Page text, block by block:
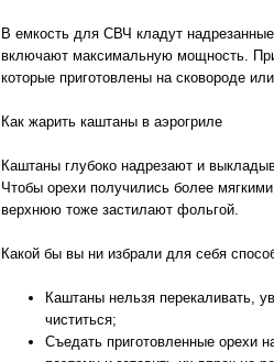
В емкость для СВЧ кладут
включают максимальную мощность.
которые приготовлены на сковороде
Как жарить каштаны в аэрогриле
Каштаны глубоко надрезают и
Чтобы орехи получились более
верхнюю тоже застилают фольгой.
Какой бы вы ни избрали для себя
Каштаны нельзя перекаливать,
чиститься;
Съедать приготовленные орехи